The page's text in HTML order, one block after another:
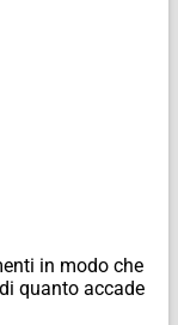
in modo che
quanto accade